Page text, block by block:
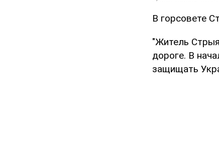
В горсовете
"Житель
дороге. В
защищать